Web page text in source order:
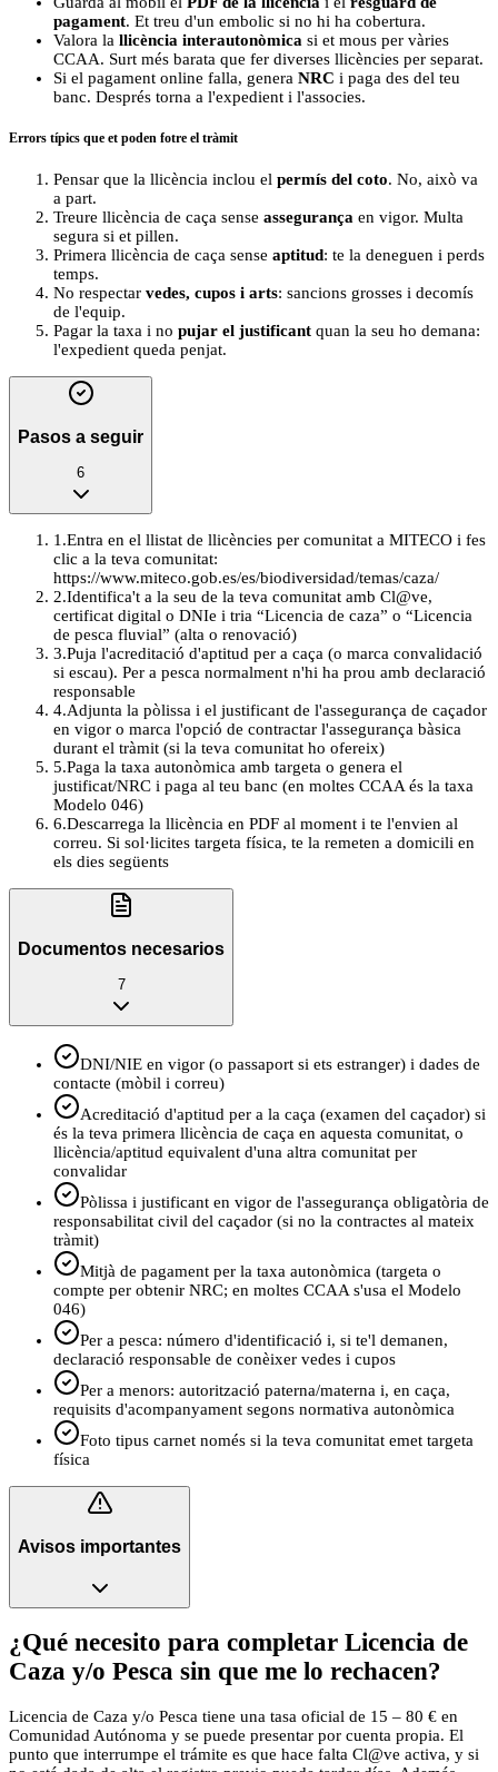
pagament. Et treu d'un embolic si no hi ha cobertura.
Valora la llicència interautonòmica si et mous per vàries
CCAA. Surt més barata que fer diverses llicències per separat.
Si el pagament online falla, genera NRC i paga des del teu
banc. Després torna a l'expedient i l'associes.
Errors típics que et poden fotre el tràmit
Pensar que la llicència inclou el permís del coto. No, això va
a part.
Treure llicència de caça sense assegurança en vigor. Multa
segura si et pillen.
Primera llicència de caça sense aptitud: te la deneguen i perds
temps.
No respectar vedes, cupos i arts: sancions grosses i decomís
de l'equip.
Pagar la taxa i no pujar el justificant quan la seu ho demana:
l'expedient queda penjat.
Pasos a seguir
6
1 .Entra en el llistat de llicències per comunitat a MITECO i fes
clic a la teva comunitat:
https://www.miteco.gob.es/es/biodiversidad/temas/caza/
2.Identifica't a la seu de la teva comunitat amb Cl@ve,
certificat digital o DNIe i tria “Licencia de caza” o “Licencia
de pesca fluvial” (alta o renovació)
3.Puja l'acreditació d'aptitud per a caça (o marca convalidació
si escau). Per a pesca normalment n'hi ha prou amb declaració
responsable
4.Adjunta la pòlissa i el justificant de l'assegurança de caçador
en vigor o marca l'opció de contractar l'assegurança bàsica
durant el tràmit (si la teva comunitat ho ofereix)
5.Paga la taxa autonòmica amb targeta o genera el
justificat/NRC i paga al teu banc (en moltes CCAA és la taxa
Modelo 046)
6.Descarrega la llicència en PDF al moment i te l'envien al
correu. Si sol·licites targeta física, te la remeten a domicili en
els dies següents
Documentos necesarios
7
DNI/NIE en vigor (o passaport si ets estranger) i dades de
contacte (mòbil i correu)
Acreditació d'aptitud per a la caça (examen del caçador) si
és la teva primera llicència de caça en aquesta comunitat, o
llicència/aptitud equivalent d'una altra comunitat per
convalidar
Pòlissa i justificant en vigor de l'assegurança obligatòria de
responsabilitat civil del caçador (si no la contractes al mateix
tràmit)
Mitjà de pagament per la taxa autonòmica (targeta o
compte per obtenir NRC; en moltes CCAA s'usa el Modelo
046)
Per a pesca: número d'identificació i, si te'l demanen,
declaració responsable de conèixer vedes i cupos
Per a menors: autorització paterna/materna i, en caça,
requisits d'acompanyament segons normativa autonòmica
Foto tipus carnet només si la teva comunitat emet targeta
física
Avisos importantes
¿Qué necesito para completar Licencia de
Caza y/o Pesca sin que me lo rechacen?
Licencia de Caza y/o Pesca tiene una tasa oficial de 15 – 80 € en
Comunidad Autónoma y se puede presentar por cuenta propia. El
punto que interrumpe el trámite es que hace falta Cl@ve activa, y si